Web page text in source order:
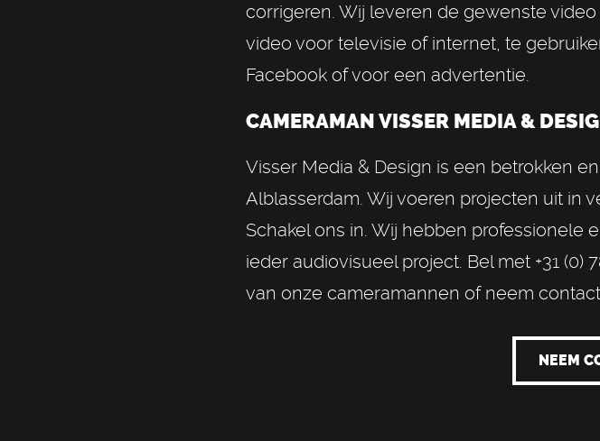
corrigeren. Wij leveren de gewenste
video voor televisie of internet, te
Facebook of voor een advertentie.
CAMERAMAN VISSER MEDIA &
Visser Media & Design is een betrokken
Alblasserdam. Wij voeren projecten uit in
Schakel ons in. Wij hebben professionele
ieder audiovisueel project. Bel met +31
van onze cameramannen of neem
NEEM